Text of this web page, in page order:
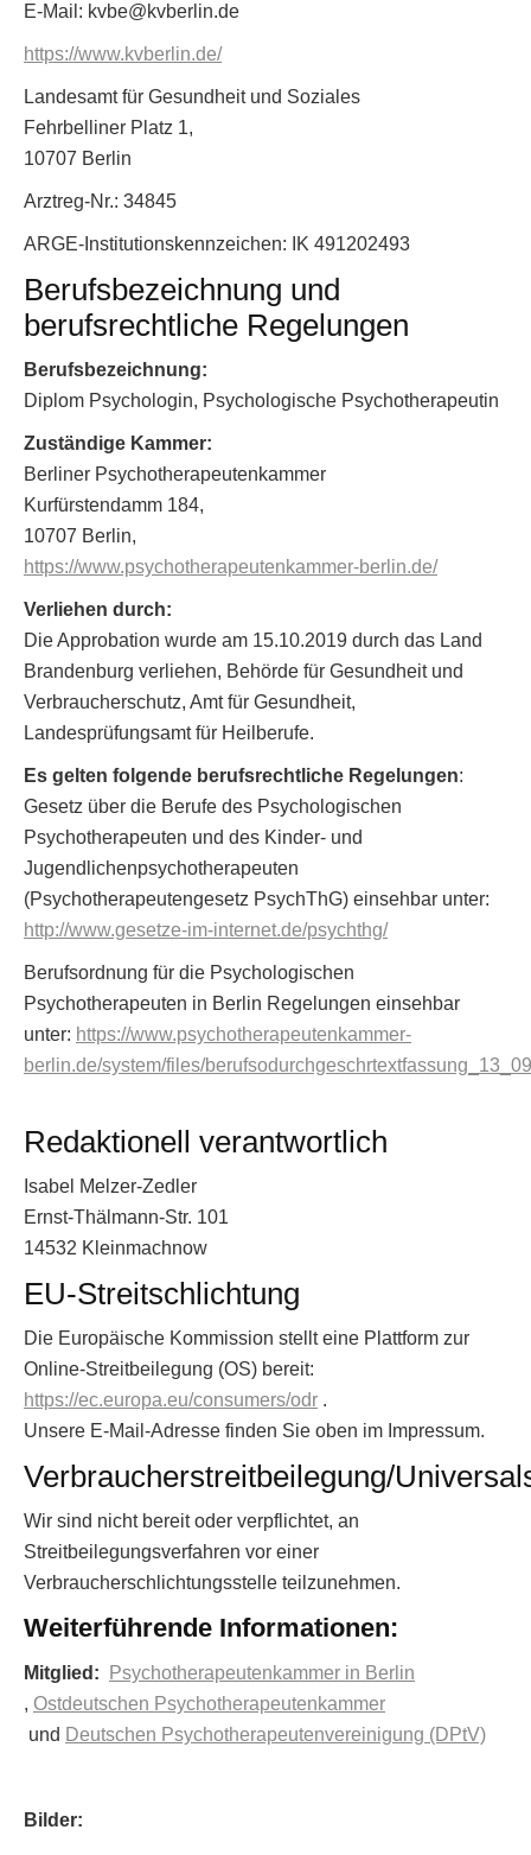
E-Mail: kvbe@kvberlin.de
https://www.kvberlin.de/
Landesamt für Gesundheit und Soziales
Fehrbelliner Platz 1,
10707 Berlin
Arztreg-Nr.: 34845
ARGE-Institutionskennzeichen: IK 491202493
Berufsbezeichnung und
berufsrechtliche Regelungen
Berufsbezeichnung:
Diplom Psychologin, Psychologische Psychotherapeutin
Zuständige Kammer:
Berliner Psychotherapeutenkammer
Kurfürstendamm 184,
10707 Berlin,
https://www.psychotherapeutenkammer-berlin.de/
Verliehen durch:
Die Approbation wurde am 15.10.2019 durch das Land
Brandenburg verliehen, Behörde für Gesundheit und
Verbraucherschutz, Amt für Gesundheit,
Landesprüfungsamt für Heilberufe.
Es gelten folgende berufsrechtliche Regelungen:
Gesetz über die Berufe des Psychologischen
Psychotherapeuten und des Kinder- und
Jugendlichenpsychotherapeuten
(Psychotherapeutengesetz PsychThG) einsehbar unter:
http://www.gesetze-im-internet.de/psychthg/
Berufsordnung für die Psychologischen
Psychotherapeuten in Berlin Regelungen einsehbar
unter: https://www.psychotherapeutenkammer-
berlin.de/system/files/
Redaktionell verantwortlich
Isabel Melzer-Zedler
Ernst-Thälmann-Str. 101
14532 Kleinmachnow
EU-Streitschlichtung
Die Europäische Kommission stellt eine Plattform zur
Online-Streitbeilegung (OS) bereit:
https://ec.europa.eu/consumers/odr .
Unsere E-Mail-Adresse finden Sie oben im Impressum.
Verbraucherstreitbeilegung/
Wir sind nicht bereit oder verpflichtet, an
Streitbeilegungsverfahren vor einer
Verbraucherschlichtungsstelle teilzunehmen.
Weiterführende Informationen:
Mitglied:
Psychotherapeutenkammer in Berlin
, Ostdeutschen Psychotherapeutenkammer
und Deutschen Psychotherapeutenvereinigung (DPtV)
Bilder: